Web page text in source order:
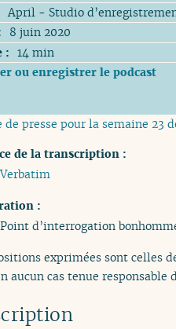
April - Studio
8 juin 2020
: 14 min
ou enregistrer le podcast
de presse pour la semaine 23
de la transcription :
Verbatim
:
Point d’interrogation
exprimées sont celles
aucun cas tenue responsable